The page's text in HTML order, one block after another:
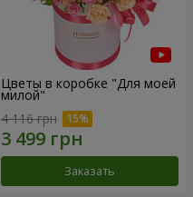
Цветы в коробке "Для моей
милой"
4 116 грн
Заказать